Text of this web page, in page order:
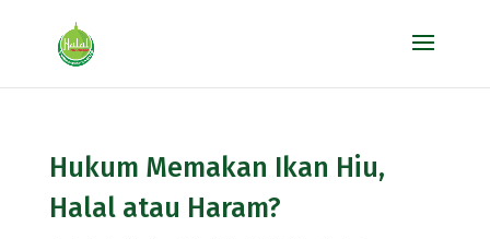
Hukum Memakan Ikan Hiu,
Halal atau Haram?